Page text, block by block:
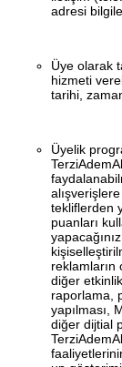
adresi
Üye olarak
hizmeti
tarihi,
Üyelik
tekliflerden
puanları
reklamların
diğer
raporlama,
yapılması,
diğer dijtial